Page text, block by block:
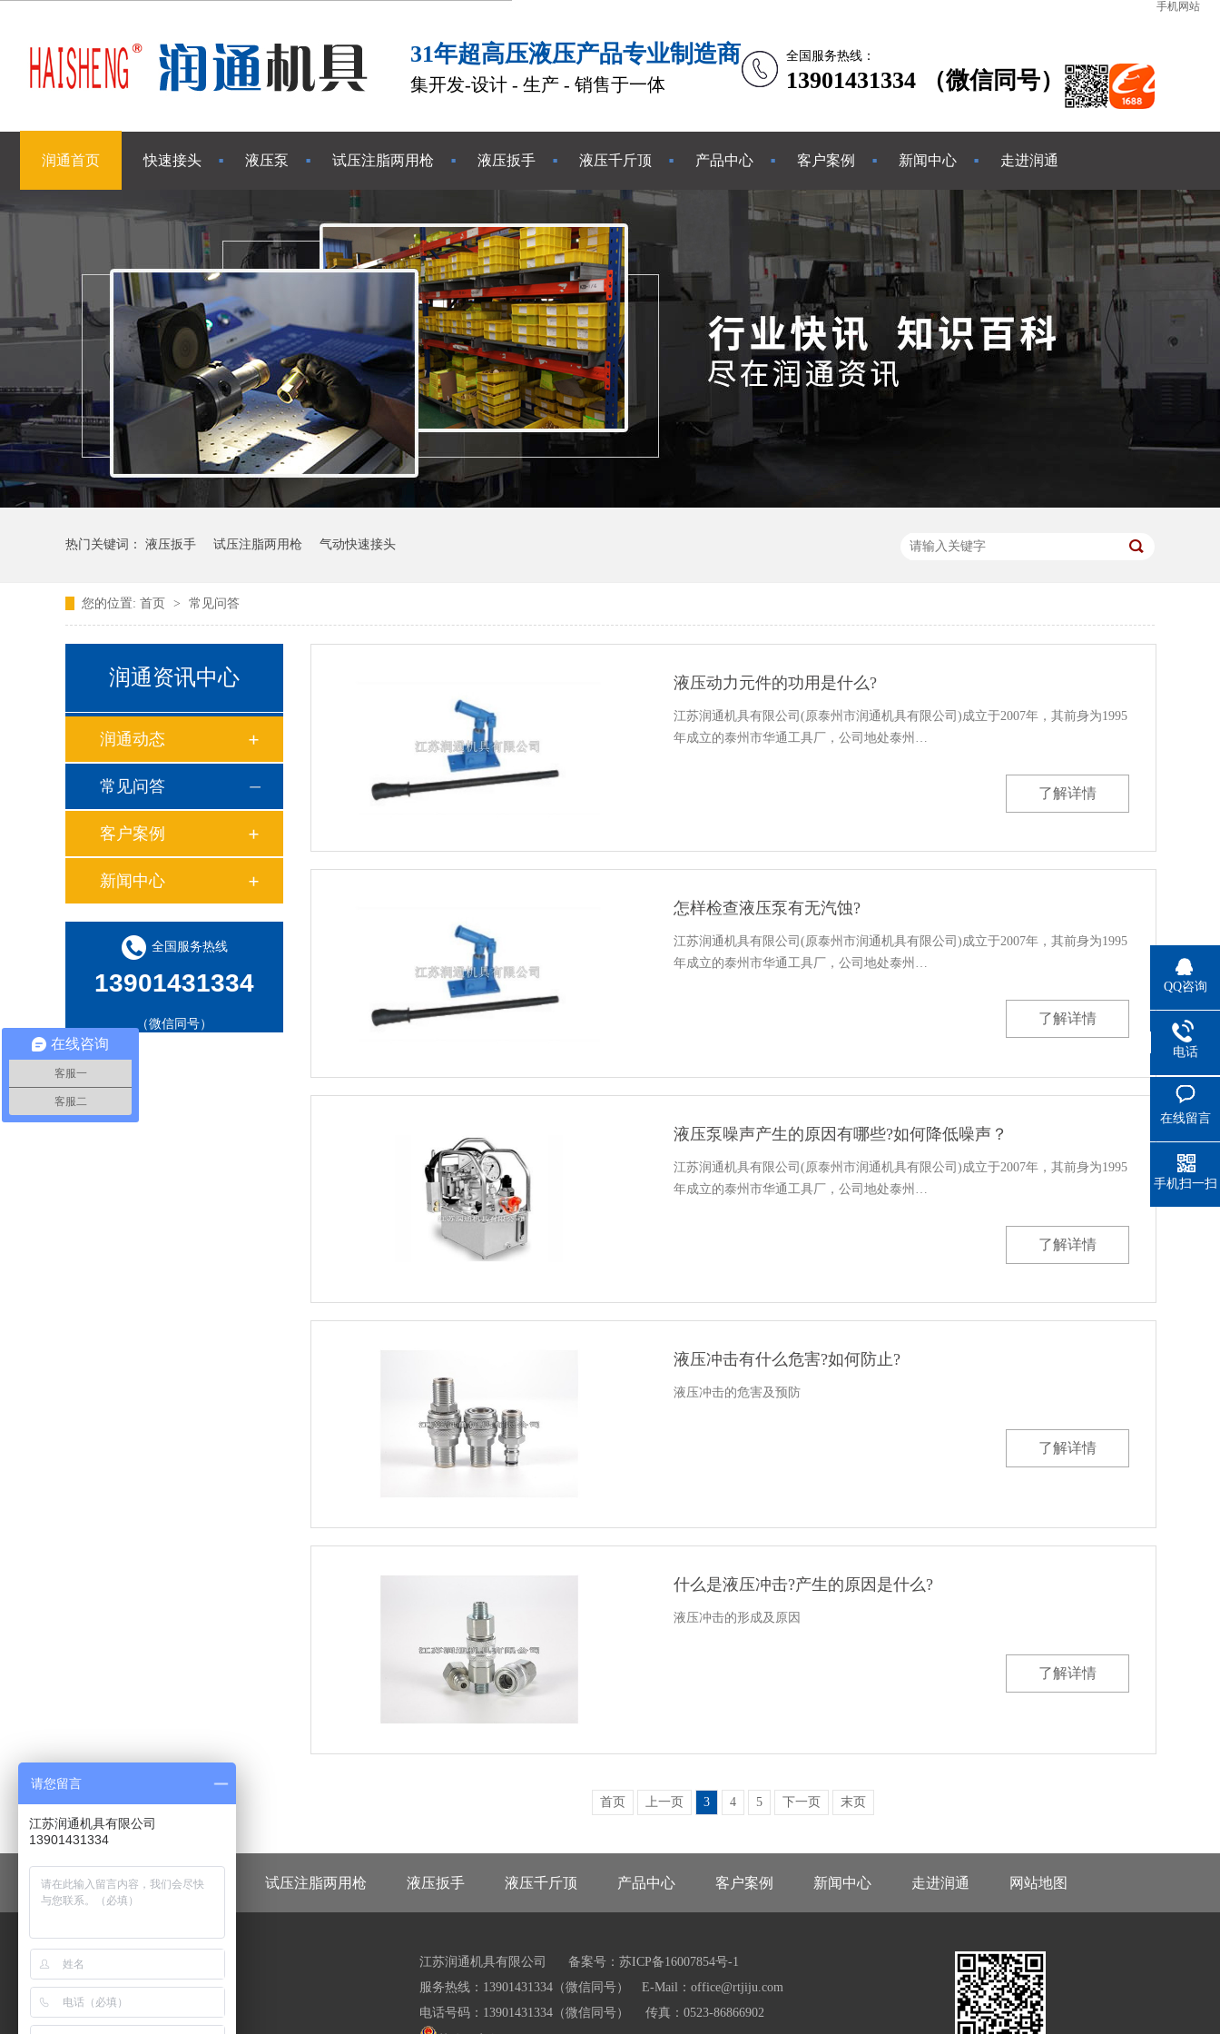
31年超高压液压产品专业制造商
集开发-设计 - 生产 - 销售于一体
全国服务热线：
13901431334 （微信同号）
手机网站
润通首页 快速接头 液压泵 试压注脂两用枪 液压扳手 液压千斤顶 产品中心 客户案例 新闻中心 走进润通
热门关键词： 液压扳手 试压注脂两用枪 气动快速接头
您的位置: 首页 > 常见问答
润通资讯中心
润通动态
常见问答
客户案例
新闻中心
全国服务热线
13901431334
（微信同号）
液压动力元件的功用是什么?
江苏润通机具有限公司(原泰州市润通机具有限公司)成立于2007年，其前身为1995
年成立的泰州市华通工具厂，公司地处泰州…
了解详情
怎样检查液压泵有无汽蚀?
江苏润通机具有限公司(原泰州市润通机具有限公司)成立于2007年，其前身为1995
年成立的泰州市华通工具厂，公司地处泰州…
了解详情
液压泵噪声产生的原因有哪些?如何降低噪声？
江苏润通机具有限公司(原泰州市润通机具有限公司)成立于2007年，其前身为1995
年成立的泰州市华通工具厂，公司地处泰州…
了解详情
液压冲击有什么危害?如何防止?
液压冲击的危害及预防
了解详情
什么是液压冲击?产生的原因是什么?
液压冲击的形成及原因
了解详情
首页 上一页 3 4 5 下一页 末页
快速接头 液压泵 试压注脂两用枪 液压扳手 液压千斤顶 产品中心 客户案例 新闻中心 走进润通 网站地图
江苏润通机具有限公司
备案号：苏ICP备16007854号-1
服务热线：13901431334（微信同号） E-Mail：office@rtjiju.com
电话号码：13901431334（微信同号） 传真：0523-86866902
QQ咨询
电话
在线留言
手机扫一扫
在线咨询
客服一
客服二
请您留言
江苏润通机具有限公司
13901431334